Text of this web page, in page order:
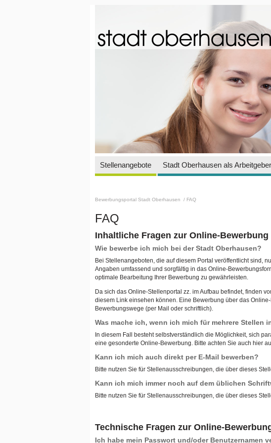
Stellenangebote Stadt Oberhausen als Arbeitgeber
Bewerbungsportal Stadt Oberhausen / FAQ
FAQ
Inhaltliche Fragen zur Online-Bewerbung
Wie bewerbe ich mich bei der Stadt Oberhausen?
Bei Stellenangeboten, die auf diesem Portal veröffentlicht sind,
Angaben umfassend und sorgfältig in das Online-
optimale Bearbeitung Ihrer Bewerbung zu gewährleisten.
Da sich das Online-Stellenportal zz. im Aufbau befindet, finden
diesem Link einsehen können. Eine Bewerbung über das
Bewerbungswege (per Mail oder schriftlich).
Was mache ich, wenn ich mich für mehrere Stellen
In diesem Fall besteht selbstverständlich die Möglichkeit, sich
eine gesonderte Online-Bewerbung. Bitte achten Sie auch hier
Kann ich mich auch direkt per E-Mail bewerben?
Bitte nutzen Sie für Stellenausschreibungen, die über dieses
Kann ich mich immer noch auf dem üblichen
Bitte nutzen Sie für Stellenausschreibungen, die über dieses
Technische Fragen zur Online-
Ich habe mein Passwort und/oder Benutzernamen